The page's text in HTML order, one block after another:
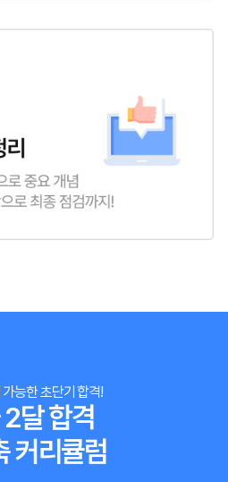
능한 초단기 합격!
달 합격
커리큘럼